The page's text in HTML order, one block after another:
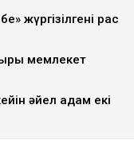
жүргізілгені рас
мемлекет
әйел адам екі